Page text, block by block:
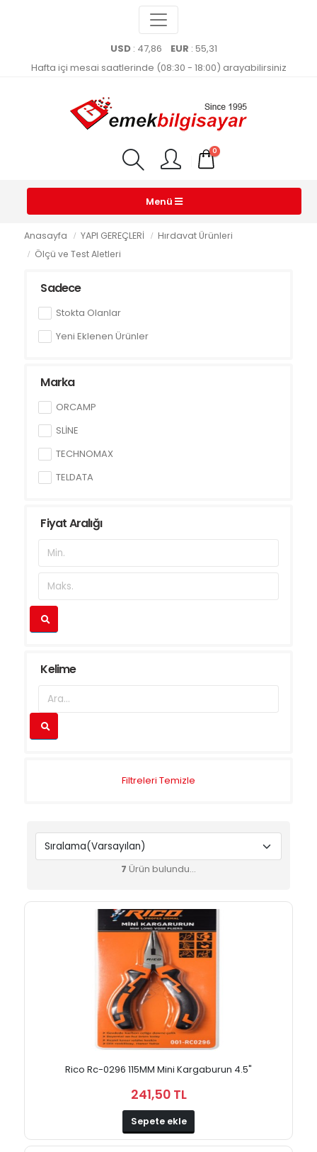
USD : 47,86 EUR : 55,31
Hafta içi mesai saatlerinde (08:30 - 18:00) arayabilirsiniz
0
Menü
Anasayfa YAPI GEREÇLERİ
Hırdavat Ürünleri
Ölçü ve Test Aletleri
Sadece
Stokta Olanlar
Yeni Eklenen Ürünler
Marka
ORCAMP
SLİNE
TECHNOMAX
TELDATA
Fiyat Aralığı
Kelime
Filtreleri Temizle
7 Ürün bulundu...
Rico Rc-0296 115MM Mini Kargaburun 4.5"
241,50 TL
Sepete ekle